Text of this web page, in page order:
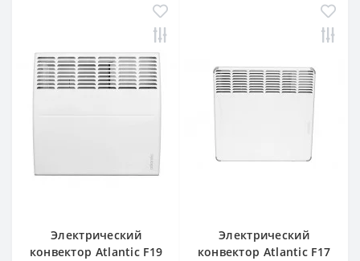
Электрический
конвектор Atlantic F19
Электрический
конвектор Atlantic F17